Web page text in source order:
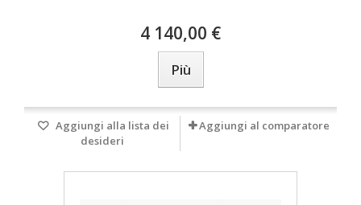
4 140,00 €
Più
Aggiungi alla lista dei
desideri
Aggiungi al comparatore